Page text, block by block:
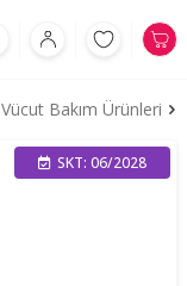
Vücut Bakım Ürünleri
SKT: 06/2028